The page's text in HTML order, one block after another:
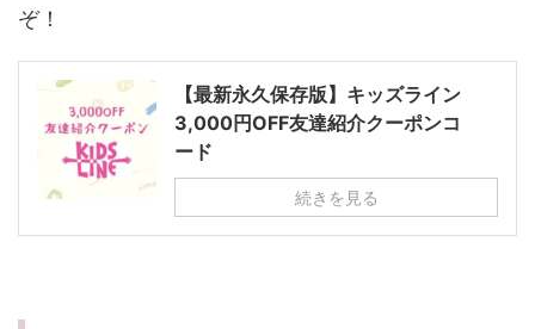
ぞ！
【最新永久保存版】キッズライン
3,000円OFF友達紹介クーポンコ
ード
続きを見る